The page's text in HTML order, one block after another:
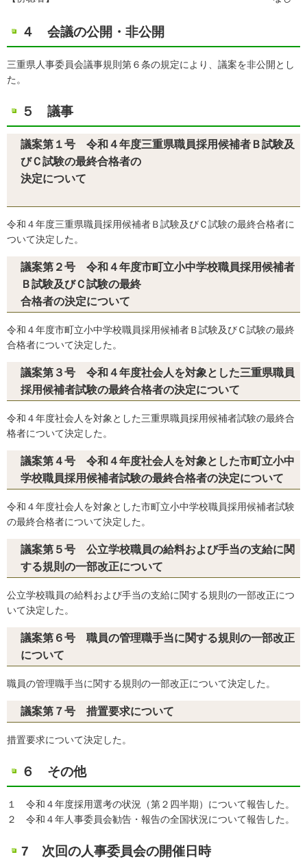
４ 会議の公開・非公開
三重県人事委員会議事規則第６条の規定により、議案を非公開とし
た。
５ 議事
議案第１号 令和４年度三重県職員採用候補者Ｂ試験及
びＣ試験の最終合格者の
決定について
令和４年度三重県職員採用候補者Ｂ試験及びＣ試験の最終合格者に
ついて決定した。
議案第２号 令和４年度市町立小中学校職員採用候補者
Ｂ試験及びＣ試験の最終
合格者の決定について
令和４年度市町立小中学校職員採用候補者Ｂ試験及びＣ試験の最終
合格者について決定した。
議案第３号 令和４年度社会人を対象とした三重県職員
採用候補者試験の最終合格者の決定について
令和４年度社会人を対象とした三重県職員採用候補者試験の最終合
格者について決定した。
議案第４号 令和４年度社会人を対象とした市町立小中
学校職員採用候補者試験の最終合格者の決定について
令和４年度社会人を対象とした市町立小中学校職員採用候補者試験
の最終合格者について決定した。
議案第５号 公立学校職員の給料および手当の支給に関
する規則の一部改正について
公立学校職員の給料および手当の支給に関する規則の一部改正につ
いて決定した。
議案第６号 職員の管理職手当に関する規則の一部改正
について
職員の管理職手当に関する規則の一部改正について決定した。
議案第７号 措置要求について
措置要求について決定した。
６ その他
１ 令和４年度採用選考の状況（第２四半期）について報告した。
２ 令和４年人事委員会勧告・報告の全国状況について報告した。
7 次回の人事委員会の開催日時